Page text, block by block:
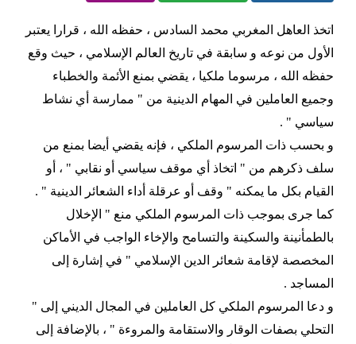
اتخذ العاهل المغربي محمد السادس ، حفظه الله ، قرارا يعتبر
الأول من نوعه و سابقة في تاريخ العالم الإسلامي ، حيث وقع
حفظه الله ، مرسوما ملكيا ، يقضي بمنع الأئمة والخطباء
وجميع العاملين في المهام الدينية من " ممارسة أي نشاط
سياسي " .
و بحسب ذات المرسوم الملكي ، فإنه يقضي أيضا بمنع من
سلف ذكرهم من " اتخاذ أي موقف سياسي أو نقابي " ، أو
القيام بكل ما يمكنه " وقف أو عرقلة أداء الشعائر الدينية " .
كما جرى بموجب ذات المرسوم الملكي منع " الإخلال
بالطمأنينة والسكينة والتسامح والإخاء الواجب في الأماكن
المخصصة لإقامة شعائر الدين الإسلامي " في إشارة إلى
المساجد .
و دعا المرسوم الملكي كل العاملين في المجال الديني إلى "
التحلي بصفات الوقار والاستقامة والمروءة " ، بالإضافة إلى